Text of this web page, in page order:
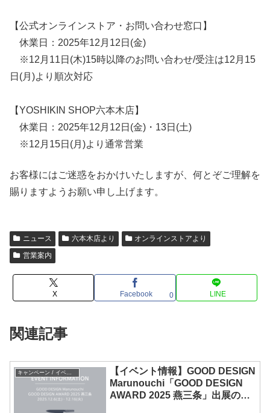
【公式オンラインストア・お問い合わせ窓口】
休業日：2025年12月12日(金)
※12月11日(木)15時以降のお問い合わせ/受注は12月15
日(月)より順次対応
【YOSHIKIN SHOP六本木店】
休業日：2025年12月12日(金)・13日(土)
※12月15日(月)より通常営業
お客様にはご迷惑をおかけいたしますが、何とぞご理解を
賜りますようお願い申し上げます。
ニュース 六本木店より
オンラインストアより
営業案内
X Facebook 0 LINE
関連記事
キャンペーン / イベント
【イベント情報】GOOD DESIGN
Marunouchi「GOOD DESIGN
AWARD 2025 燕三条」出展のお